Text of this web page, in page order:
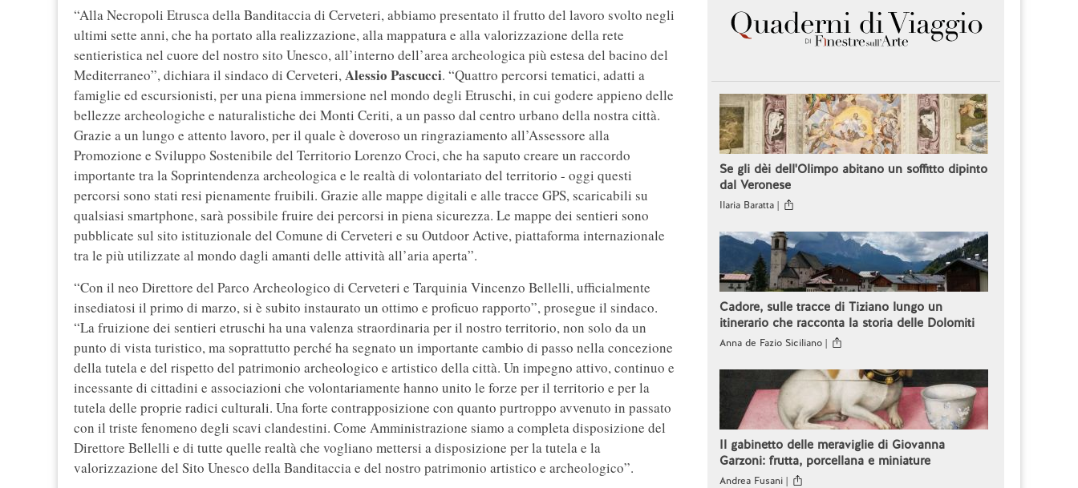
“Alla Necropoli Etrusca della Banditaccia di Cerveteri, abbiamo presentato il frutto del lavoro svolto negli
ultimi sette anni, che ha portato alla realizzazione, alla mappatura e alla valorizzazione della rete
sentieristica nel cuore del nostro sito Unesco, all’interno dell’area archeologica più estesa del bacino del
Mediterraneo”, dichiara il sindaco di Cerveteri,Alessio Pascucci. “Quattro percorsi tematici, adatti a
famiglie ed escursionisti, per una piena immersione nel mondo degli Etruschi, in cui godere appieno delle
bellezze archeologiche e naturalistiche dei Monti Ceriti, a un passo dal centro urbano della nostra città.
Grazie a un lungo e attento lavoro, per il quale è doveroso un ringraziamento all’Assessore alla
Promozione e Sviluppo Sostenibile del Territorio Lorenzo Croci, che ha saputo creare un raccordo
importante tra la Soprintendenza archeologica e le realtà di volontariato del territorio - oggi questi
percorsi sono stati resi pienamente fruibili. Grazie alle mappe digitali e alle tracce GPS, scaricabili su
qualsiasi smartphone, sarà possibile fruire dei percorsi in piena sicurezza. Le mappe dei sentieri sono
pubblicate sul sito istituzionale del Comune di Cerveteri e su Outdoor Active, piattaforma internazionale
tra le più utilizzate al mondo dagli amanti delle attività all’aria aperta”.
“Con il neo Direttore del Parco Archeologico di Cerveteri e Tarquinia Vincenzo Bellelli, ufficialmente
insediatosi il primo di marzo, si è subito instaurato un ottimo e proficuo rapporto”, prosegue il sindaco.
“La fruizione dei sentieri etruschi ha una valenza straordinaria per il nostro territorio, non solo da un
punto di vista turistico, ma soprattutto perché ha segnato un importante cambio di passo nella concezione
della tutela e del rispetto del patrimonio archeologico e artistico della città. Un impegno attivo, continuo e
incessante di cittadini e associazioni che volontariamente hanno unito le forze per il territorio e per la
tutela delle proprie radici culturali. Una forte contrapposizione con quanto purtroppo avvenuto in passato
con il triste fenomeno degli scavi clandestini. Come Amministrazione siamo a completa disposizione del
Direttore Bellelli e di tutte quelle realtà che vogliano mettersi a disposizione per la tutela e la
valorizzazione del Sito Unesco della Banditaccia e del nostro patrimonio artistico e archeologico”.
Se gli dèi dell'Olimpo abitano un soffitto dipinto
dal Veronese
Ilaria Baratta |
Cadore, sulle tracce di Tiziano lungo un
itinerario che racconta la storia delle Dolomiti
Anna de Fazio Siciliano |
Il gabinetto delle meraviglie di Giovanna
Garzoni: frutta, porcellana e miniature
Andrea Fusani |